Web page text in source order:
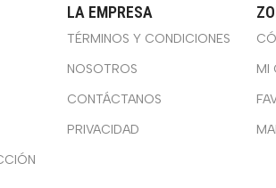
LA EMPRESA
TÉRMINOS Y CONDICIONES
NOSOTROS
CONTÁCTANOS
PRIVACIDAD
MI